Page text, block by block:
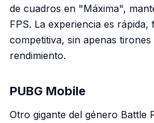
de cuadros en "Máxima",
FPS. La experiencia es rápida,
competitiva, sin apenas tirones
rendimiento.
PUBG Mobile
Otro gigante del género Battle